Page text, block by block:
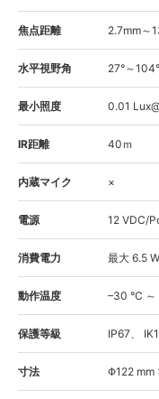
焦点距離 2.7mm～
水平視野角 27°～104°
最小照度 0.01
IR距離 40ｍ
内蔵マイク ×
電源 12 VDC/
消費電力 最大 6.5 W
動作温度 –30 °C ～
保護等級 IP67、
寸法 Φ122 mm